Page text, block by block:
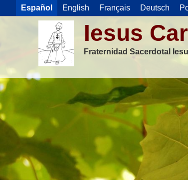
Español English Français Deutsch
Iesus
Fraternidad Sacerdotal